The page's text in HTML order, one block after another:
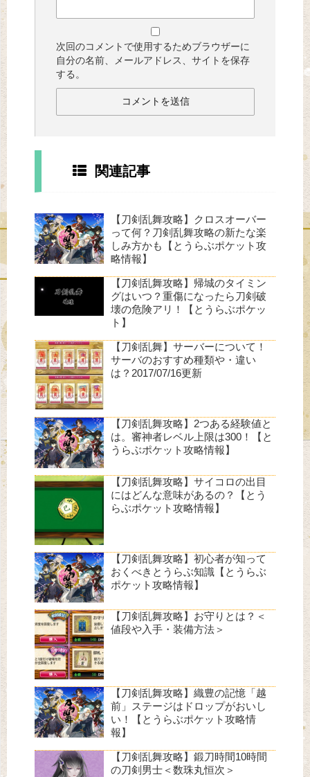
次回のコメントで使用するためブラウザーに
自分の名前、メールアドレス、サイトを保存
する。
関連記事
【刀剣乱舞攻略】クロスオーバー
って何？刀剣乱舞攻略の新たな楽
しみ方かも【とうらぶポケット攻
略情報】
【刀剣乱舞攻略】帰城のタイミン
グはいつ？重傷になったら刀剣破
壊の危険アリ！【とうらぶポケッ
ト】
【刀剣乱舞】サーバーについて！
サーバのおすすめ種類や・違い
は？2017/07/16更新
【刀剣乱舞攻略】2つある経験値と
は。審神者レベル上限は300！【と
うらぶポケット攻略情報】
【刀剣乱舞攻略】サイコロの出目
にはどんな意味があるの？【とう
らぶポケット攻略情報】
【刀剣乱舞攻略】初心者が知って
おくべきとうらぶ知識【とうらぶ
ポケット攻略情報】
【刀剣乱舞攻略】お守りとは？＜
値段や入手・装備方法＞
【刀剣乱舞攻略】織豊の記憶「越
前」ステージはドロップがおいし
い！【とうらぶポケット攻略情
報】
【刀剣乱舞攻略】鍛刀時間10時間
の刀剣男士＜数珠丸恒次＞